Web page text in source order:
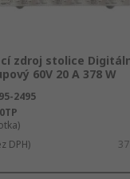
zdroj stolice
60V 20 A 378 W
2495
DPH)